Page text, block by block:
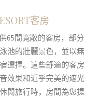
客房
65間寬敞的客房，部分
池的壯麗景色，並以無
選擇。這些舒適的客房
效果和近乎完美的遮光
閒旅行時，房間為您提